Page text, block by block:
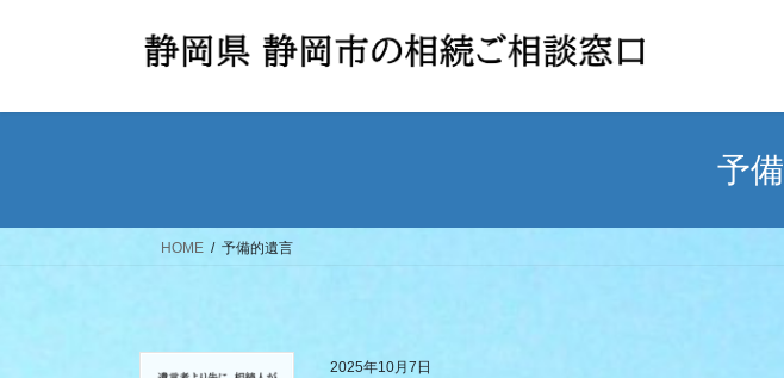
予
HOME 予備的遺言
2025年10月7日